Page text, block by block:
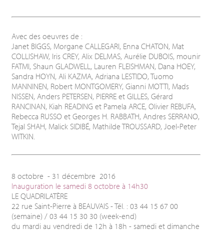
Avec des oeuvres de :
Janet BIGGS, Morgane CALLEGARI, Enna CHATON, Mat
COLLISHAW, Iris CREY, Alix DELMAS, Aurélie DUBOIS, mounir
FATMI, Shaun GLADWELL, Lauren FLEISHMAN, Dana HOEY,
Sandra HOYN, Ali KAZMA, Adriana LESTIDO, Tuomo
MANNINEN, Robert MONTGOMERY, Gianni MOTTI, Mads
NISSEN, Anders PETERSEN, PIERRE et GILLES, Gérard
RANCINAN, Kiah READING et Pamela ARCE, Olivier REBUFA,
Rebecca RUSSO et Georges H. RABBATH, Andres SERRANO,
Tejal SHAH, Malick SIDIBÉ, Mathilde TROUSSARD, Joel-Peter
WITKIN.
8 octobre - 31 décembre 2016
Inauguration le samedi 8 octobre à 14h30
LE QUADRILATÈRE
22 rue Saint-Pierre à BEAUVAIS - Tél. : 03 44 15 67 00
(semaine) / 03 44 15 30 30 (week-end)
du mardi au vendredi de 12h à 18h - samedi et dimanche